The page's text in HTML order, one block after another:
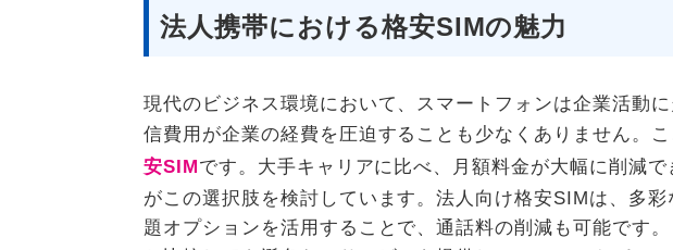
法人携帯における格安SIMの魅力
現代のビジネス環境において、スマートフォンは企業活動
信費用が企業の経費を圧迫することも少なくありません。
安SIMです。大手キャリアに比べ、月額料金が大幅に削減
がこの選択肢を検討しています。法人向け格安SIMは、多
題オプションを活用することで、通話料の削減も可能です